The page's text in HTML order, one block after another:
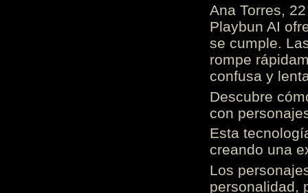
Ana Torres,
Playbun AI
se cumple.
rompe
confusa y
Descubre
con
Esta
creando una
Los
personalidad,